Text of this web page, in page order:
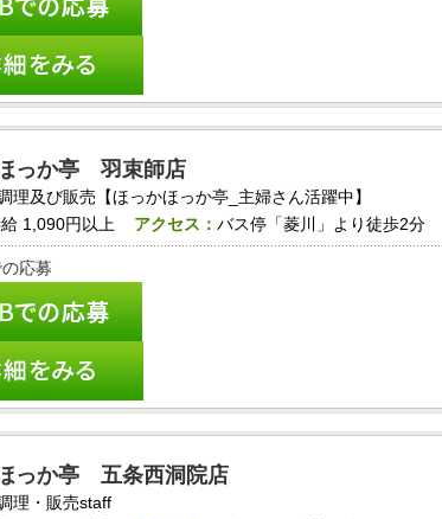
っか亭 羽束師店
理及び販売【ほっかほっか亭_主婦さん活躍中】
1,090円以上 アクセス：バス停「菱川」より徒歩2分
っか亭 五条西洞院店
理・販売staff